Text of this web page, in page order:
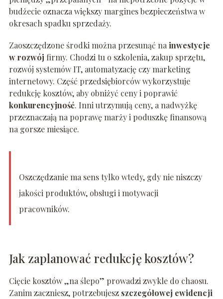
budżecie oznacza większy margines bezpieczeństwa w
okresach spadku sprzedaży.
Zaoszczędzone środki można przesunąć nainwestycje
w rozwój firmy. Chodzi tu o szkolenia, zakup sprzętu,
rozwój systemów IT, automatyzację czy marketing
internetowy. Część przedsiębiorców wykorzystuje
redukcję kosztów, aby obniżyć ceny i poprawić
konkurencyjność. Inni utrzymują ceny, a nadwyżkę
przeznaczają na poprawę marży i poduszkę finansową
na gorsze miesiące.
Oszczędzanie ma sens tylko wtedy, gdy nie niszczy
jakości produktów, obsługi i motywacji
pracowników.
Jak zaplanować redukcję kosztów?
Cięcie kosztów „na ślepo” prowadzi zwykle do chaosu.
Zanim zaczniesz, potrzebujesz szczegółowej ewidencji